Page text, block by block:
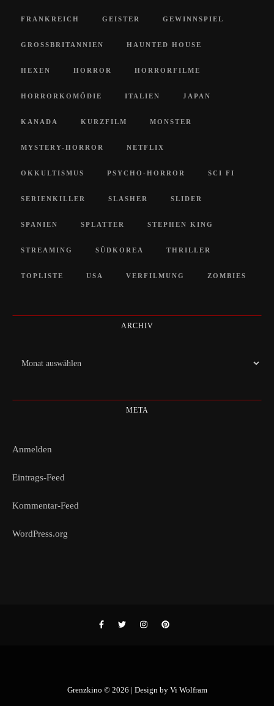
FRANKREICH GEISTER GEWINNSPIEL
GROSSBRITANNIEN HAUNTED HOUSE
HEXEN HORROR HORRORFILME
HORRORKOMÖDIE ITALIEN JAPAN
KANADA KURZFILM MONSTER
MYSTERY-HORROR NETFLIX
OKKULTISMUS PSYCHO-HORROR SCI FI
SERIENKILLER SLASHER SLIDER
SPANIEN SPLATTER STEPHEN KING
STREAMING SÜDKOREA THRILLER
TOPLISTE USA VERFILMUNG ZOMBIES
ARCHIV
Archiv
META
Anmelden
Eintrags-Feed
Kommentar-Feed
WordPress.org
Grenzkino © 2026 | Design by Vi Wolfram